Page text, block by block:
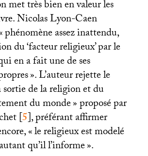
met très bien en valeur les
Nicolas Lyon-Caen
phénomène assez inattendu,
du ‘facteur religieux’ par le
en a fait une de ses
». L’auteur rejette le
sortie de la religion et du
du monde» proposé par
[5], préférant affirmer
«le religieux est modelé
qu’il l’informe».